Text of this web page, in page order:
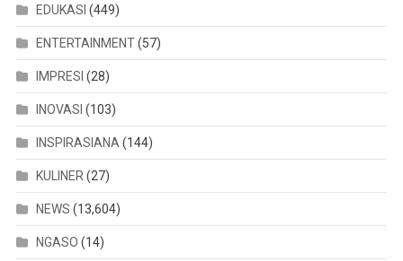
EDUKASI (449)
ENTERTAINMENT(57)
IMPRESI (28)
INOVASI (103)
INSPIRASIANA (144)
KULINER (27)
NEWS (13,604)
NGASO (14)